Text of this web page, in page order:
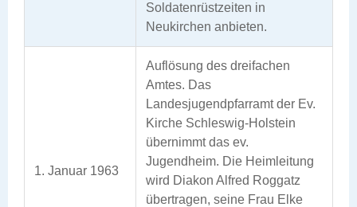
Soldatenrüstzeiten in
Neukirchen anbieten.
1. Januar 1963
Auflösung des dreifachen
Amtes. Das
Landesjugendpfarramt der Ev.
Kirche Schleswig-Holstein
übernimmt das ev.
Jugendheim. Die Heimleitung
wird Diakon Alfred Roggatz
übertragen, seine Frau Elke